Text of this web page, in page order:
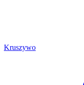
Kruszywo